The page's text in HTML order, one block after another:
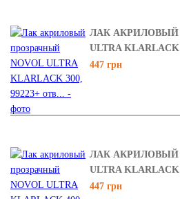
ЛАК АКРИЛОВЫЙ
ULTRA
447 грн
ЛАК АКРИЛОВЫЙ
ULTRA KLARLACK
447 грн